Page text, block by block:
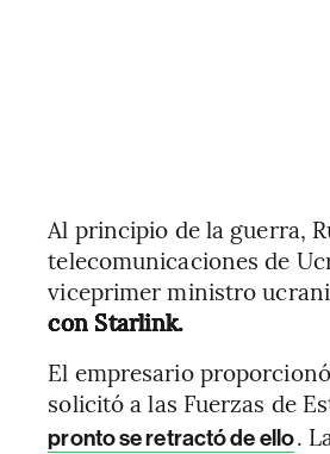
Al principio de la guerra,
telecomunicaciones de
viceprimer ministro
con Starlink.
El empresario
solicitó a las Fuerzas de
pronto se retractó de ello.